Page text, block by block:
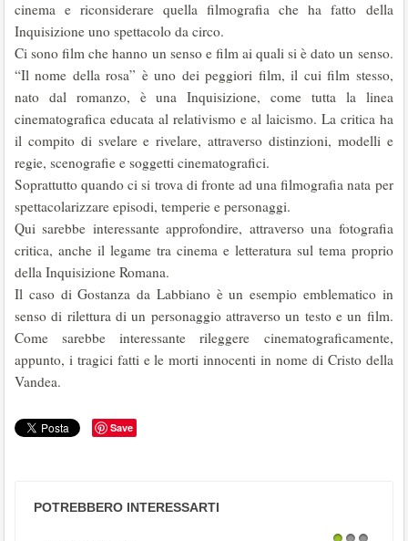
cinema e riconsiderare quella filmografia che ha fatto della
Inquisizione uno spettacolo da circo.
Ci sono film che hanno un senso e film ai quali si è dato un senso.
“Il nome della rosa” è uno dei peggiori film, il cui film stesso,
nato dal romanzo, è una Inquisizione, come tutta la linea
cinematografica educata al relativismo e al laicismo. La critica ha
il compito di svelare e rivelare, attraverso distinzioni, modelli e
regie, scenografie e soggetti cinematografici.
Soprattutto quando ci si trova di fronte ad una filmografia nata per
spettacolarizzare episodi, temperie e personaggi.
Qui sarebbe interessante approfondire, attraverso una fotografia
critica, anche il legame tra cinema e letteratura sul tema proprio
della Inquisizione Romana.
Il caso di Gostanza da Labbiano è un esempio emblematico in
senso di rilettura di un personaggio attraverso un testo e un film.
Come sarebbe interessante rileggere cinematograficamente,
appunto, i tragici fatti e le morti innocenti in nome di Cristo della
Vandea.
Save
POTREBBERO INTERESSARTI